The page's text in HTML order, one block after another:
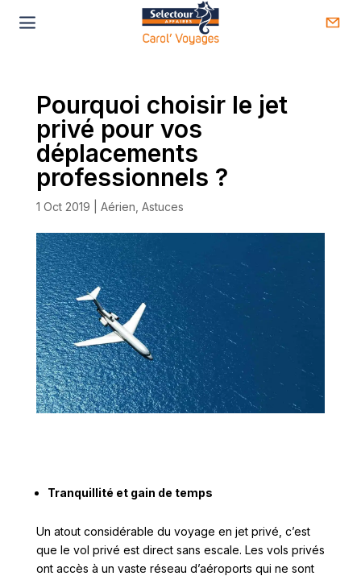
Pourquoi choisir le jet
privé pour vos
déplacements
professionnels ?
1 Oct 2019 Aérien Astuces
Tranquillité et gain de temps
Un atout considérable du voyage en jet privé, c’est
que le vol privé est direct sans escale. Les vols privés
ont accès à un vaste réseau d’aéroports qui ne sont